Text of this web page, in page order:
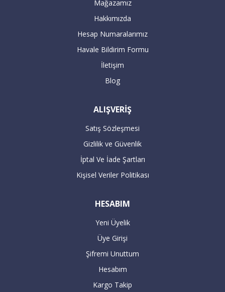
KREDİ KARTLARI İLE İLGİLİ ÖNEMLİ
BİLGİLENDİRME!
1) Kredi kartları ile yapılan işlemlerde,
kredi kartı bilgilerini doldurduğunuz yerin
sağ tarafında bulunan taksit seçenekleri
2) İlave Taksit kampanyaları sürekli
değişiklik göstermekte olup , işlem
yapmadan lütfen kontrol ediniz.
Bankaların ilave taksit seçenekleri
onaylanması için alıcının kimlik
fotokopisi, kredi kartı fotokopisi ile
birlikte mail order formunu imzalayıp
tarafımıza göndermesi gerekmektedir.
Mağazamız
Hakkımızda
Hesap Numaralarımız
Havale Bildirim Formu
İletişim
Blog
ALIŞVERİŞ
Satış Sözleşmesi
Gizlilik ve Güvenlik
İptal Ve İade Şartları
Kişisel Veriler Politikası
HESABIM
Yeni Üyelik
Üye Girişi
Şifremi Unuttum
Hesabım
Kargo Takip